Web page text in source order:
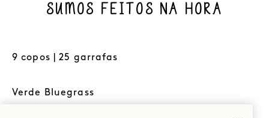
SUMOS FEITOS NA HORA
9 copos | 25 garrafas
Verde Bluegrass